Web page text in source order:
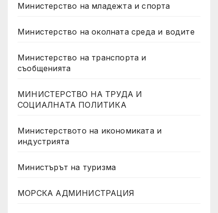
Министерство на младежта и спорта
Министерство на околната среда и водите
Министерство на транспорта и
съобщенията
МИНИСТЕРСТВО НА ТРУДА И
СОЦИАЛНАТА ПОЛИТИКА
Министерството на икономиката и
индустрията
Министърът на туризма
МОРСКА АДМИНИСТРАЦИЯ